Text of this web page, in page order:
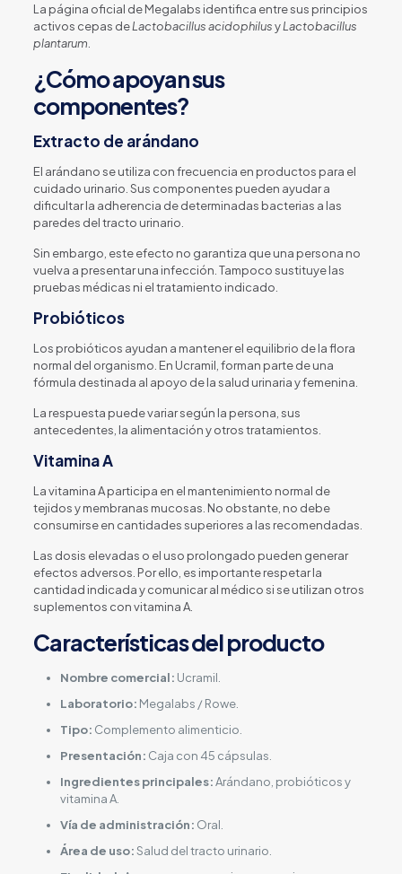
La página oficial de Megalabs identifica entre sus principios
activos cepas deLactobacillus acidophilusyLactobacillus
plantarum
¿Cómo apoyan sus
componentes?
Extracto de arándano
El arándano se utiliza con frecuencia en productos para el
cuidado urinario. Sus componentes pueden ayudar a
dificultar la adherencia de determinadas bacterias a las
paredes del tracto urinario.
Sin embargo, este efecto no garantiza que una persona no
vuelva a presentar una infección. Tampoco sustituye las
pruebas médicas ni el tratamiento indicado.
Probióticos
Los probióticos ayudan a mantener el equilibrio de la flora
normal del organismo. En Ucramil, forman parte de una
fórmula destinada al apoyo de la salud urinaria y femenina.
La respuesta puede variar según la persona, sus
antecedentes, la alimentación y otros tratamientos.
Vitamina A
La vitamina A participa en el mantenimiento normal de
tejidos y membranas mucosas. No obstante, no debe
consumirse en cantidades superiores a las recomendadas.
Las dosis elevadas o el uso prolongado pueden generar
efectos adversos. Por ello, es importante respetar la
cantidad indicada y comunicar al médico si se utilizan otros
suplementos con vitamina A.
Características del producto
Nombre comercial: Ucramil.
Laboratorio: Megalabs / Rowe.
Tipo: Complemento alimenticio.
Presentación: Caja con 45 cápsulas.
Ingredientes principales:Arándano, probióticos y
vitamina A.
Vía de administración: Oral.
Área de uso:Salud del tracto urinario.